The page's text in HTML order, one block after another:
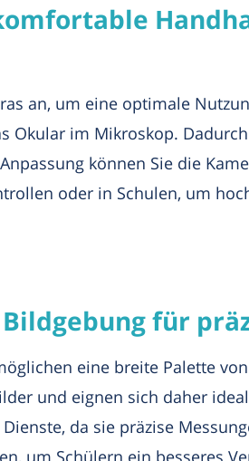
an, um eine optimale
Okular im Mikroskop.
können Sie die
oder in Schulen, um
für
eine breite Palette
und eignen sich daher
da sie präzise
um Schülern ein besseres